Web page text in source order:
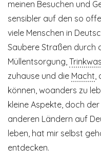
meinen Besuchen und
sensibler auf den so
viele Menschen in
Saubere Straßen durch
Müllentsorgung,
zuhause und die Macht,
können, woanders zu
kleine Aspekte, doch
anderen Ländern auf
leben, hat mir selbst
entdecken.